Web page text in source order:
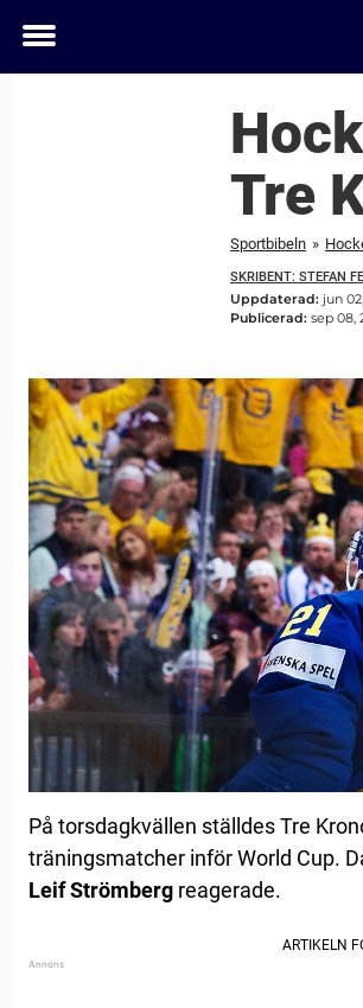
Toggle
Tre
Sportbibeln »
SKRIBENT: STEFAN
Uppdaterad: jun
Publicerad: sep 08,
På torsdagkvällen ställdes Tre
träningsmatcher inför World Cup.
Leif Strömberg reagerade.